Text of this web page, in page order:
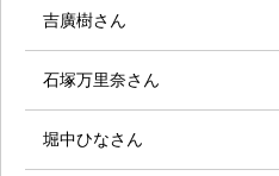
吉廣樹さん
石塚万里奈さん
堀中ひなさん